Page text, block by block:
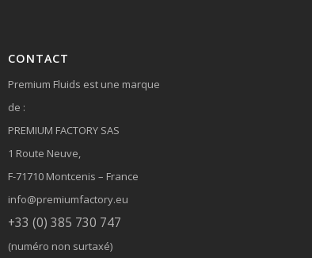
CONTACT
Premium Fluids est une marque
de :
PREMIUM FACTORY SAS
1 Route Neuve,
F-71710 Montcenis – France
info@premiumfactory.eu
+33 (0) 385 730 747
(numéro non surtaxé)